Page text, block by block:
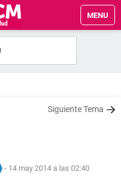
MENU
Siguiente Tema
- 14 may 2014 a las 02:40